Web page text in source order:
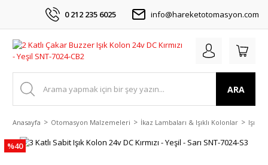
0 212 235 6025 info@hareketotomasyon.com
ARA
Anasayfa Otomasyon Malzemeleri İkaz Lambaları & Işıklı Kolonlar Işıklı
%40